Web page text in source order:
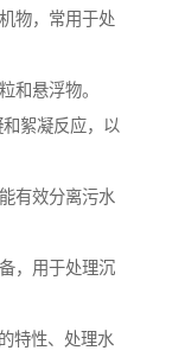
物，常用于处
和悬浮物。
絮凝反应，以
有效分离污水
，用于处理沉
特性、处理水